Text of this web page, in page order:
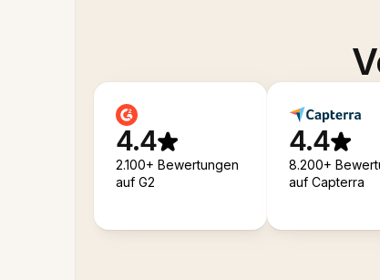
4.4
2.100+ Bewertungen
auf G2
4.4
8.200+
auf Capterra